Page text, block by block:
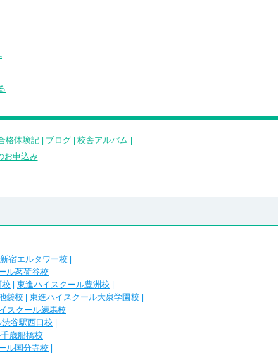
格体験記 ブログ 校舎アルバム
お申込み
宿エルタワー校
ル茗荷谷校
校 東進ハイスクール豊洲校
袋校 東進ハイスクール大泉学園校
スクール練馬校
谷駅西口校
歳船橋校
ル国分寺校